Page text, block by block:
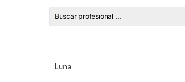
Luna